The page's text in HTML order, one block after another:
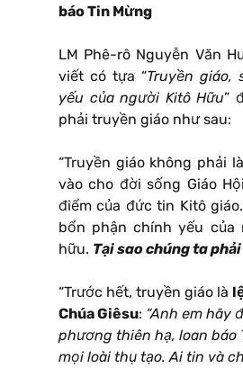
báo Tin Mừng
LM Phê-rô Nguyễn Văn
viết có tựa “Truyền giáo,
yếu của người Kitô Hữu”
phải truyền giáo như sau:
“Truyền giáo không phải
vào cho đời sống Giáo
điểm của đức tin Kitô
bổn phận chính yếu của
hữu. Tại sao chúng ta
“Trước hết, truyền giáo là
Chúa Giêsu: “Anh em hãy
phương thiên hạ, loan báo
mọi loài thụ tạo. Ai tin và